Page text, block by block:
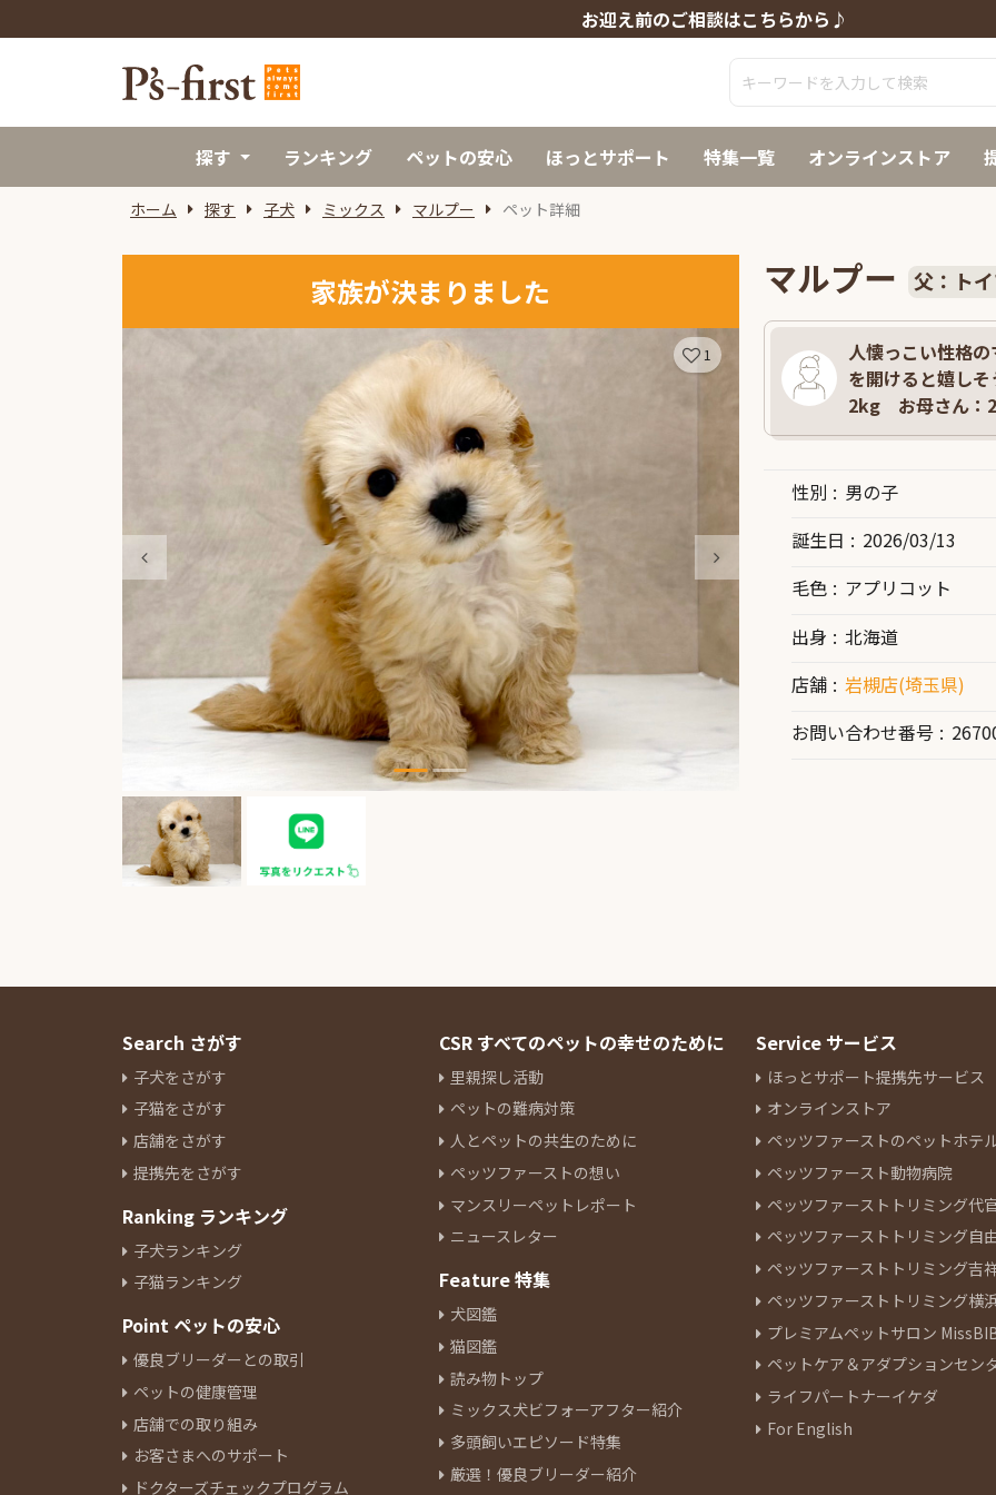
お迎え前のご相談はこちらから♪
探す ランキング ペットの安心 ほっとサポート 特集一覧 オンラインストア
ホーム 探す 子犬 ミックス マルプー ペット詳細
家族が決まりました
1
マルプー 父：ト
人懐っこい性格
を開けると嬉し
2kg お母さん：
性別
男の子
誕生日
2026/03/13
毛色
アプリコット
出身
北海道
店舗
岩槻店(埼玉県)
お問い合わせ番号
Search さがす
子犬をさがす
子猫をさがす
店舗をさがす
提携先をさがす
Ranking ランキング
子犬ランキング
子猫ランキング
Point ペットの安心
優良ブリーダーとの取引
ペットの健康管理
店舗での取り組み
お客さまへのサポート
ドクターズチェックプログラム
CSR すべてのペットの幸せのために
里親探し活動
ペットの難病対策
人とペットの共生のために
ペッツファーストの想い
マンスリーペットレポート
ニュースレター
Feature 特集
犬図鑑
猫図鑑
読み物トップ
ミックス犬ビフォーアフター紹介
多頭飼いエピソード特集
厳選！優良ブリーダー紹介
Service サービス
ほっとサポート提携先サービス
オンラインストア
ペッツファーストのペットホテ
ペッツファースト動物病院
ペッツファーストトリミング代
ペッツファーストトリミング自
ペッツファーストトリミング吉
ペッツファーストトリミング横
プレミアムペットサロン
ペットケア＆アダプションセン
ライフパートナーイケダ
For English